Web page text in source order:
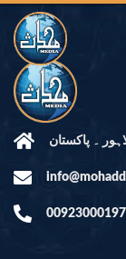
۔ پاکستان